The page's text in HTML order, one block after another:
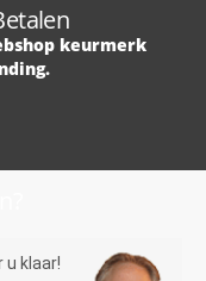
keurmerk
klaar!